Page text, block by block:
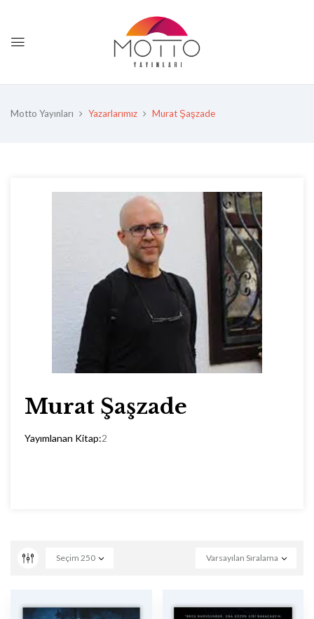
Motto Yayınları Yazarlarımız Murat Şaşzade
Murat Şaşzade
Yayımlanan Kitap:2
Varsayılan Sıralama
Seçim 250